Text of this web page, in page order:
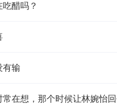
醋吗？
有输
常在想，那个时候让林婉怡